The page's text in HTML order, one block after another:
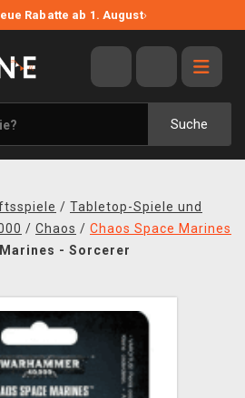
Rabatte ab 1. August›
Suche
/ Tabletop-Spiele und
/ Chaos / Chaos Space Marines
- Sorcerer